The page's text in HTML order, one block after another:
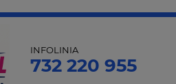
INFOLINIA
732 220 955